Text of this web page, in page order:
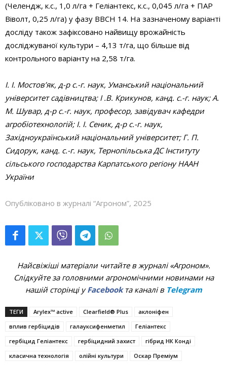
(Челендж, к.с., 1,0 л/га + Геліантекс, к.с., 0,045 л/га + ПАР
Віволт, 0,25 л/га) у фазу ВВСН 14. На зазначеному варіанті
досліду також зафіксовано найвищу врожайність
досліджуваної культури – 4,13 т/га, що більше від
контрольного варіанту на 2,58 т/га.
І. І. Мостов’як, д-р с.-г. наук, Уманський національний
університет садівництва; І .В. Крикунов, канд. с.-г. наук; А.
М. Шувар, д-р с.-г. наук, професор, завідувач кафедри
агробіотехнологій; І. І. Сеник, д-р с.-г. наук,
Західноукраїнський національний університет; Г. П.
Сидорук, канд. с.-г. наук, Тернопільська ДС Інституту
сільського господарства Карпатського регіону НААН
України
Опубліковано в журналі “Агроном”, 2025
Найсвіжіші матеріали читайте в журналі «Агроном».
Слідкуйте за головними агрономічними новинами на
нашій сторінці уFacebookта каналі в Telegram
ТЕГИ Arylex™ active Clearfield® Plus
аклоніфен
вплив гербіцидів
галауксифен­метил
Геліантекс
гербіцид Геліантекс
гербіцидний захист
гібрид НК Конді
класична технологія
олійні культури
Оскар Преміум